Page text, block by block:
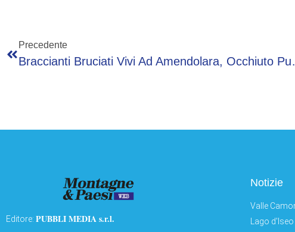
Precedente
Braccianti Bruciati
Editore: PUBBLI MEDIA s.r.l.
Notizie
Valle
Lago d'Iseo